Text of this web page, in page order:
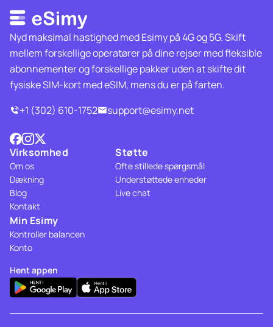
Nyd maksimal hastighed med Esimy på 4G og 5G. Skift
mellem forskellige operatører på dine rejser med fleksible
abonnementer og forskellige pakker uden at skifte dit
fysiske SIM-kort med eSIM, mens du er på farten.
+1 (302) 610-1752
support@esimy.net
Virksomhed
Om os
Dækning
Blog
Kontakt
Støtte
Ofte stillede spørgsmål
Understøttede enheder
Live chat
Min Esimy
Kontroller balancen
Konto
Hent appen